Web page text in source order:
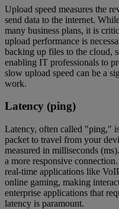
Upload speed measures the
send data to the internet.
many business plans, it is
upload performance is
backing up files to the cloud,
enabling IT professionals to
slow upload speed can be a
work.
Latency (ping)
Latency, often called "ping,"
packet to travel from your
measured in milliseconds
a more responsive
real-time applications like
online gaming, making
enterprise applications that
latency is paramount.